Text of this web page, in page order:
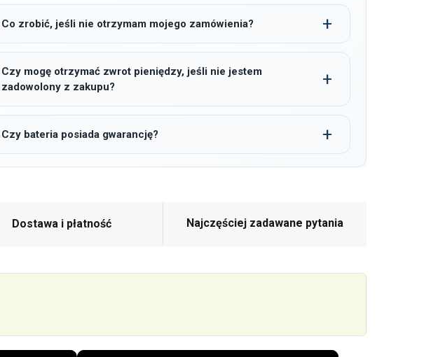
Co zrobić, jeśli nie otrzymam mojego zamówienia?
Czy mogę otrzymać zwrot pieniędzy, jeśli nie jestem
zadowolony z zakupu?
Czy bateria posiada gwarancję?
Dostawa i płatność Najczęściej zadawane pytania